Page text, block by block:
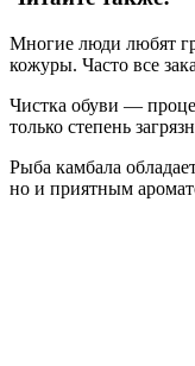
Многие люди любят
кожуры. Часто все
Чистка обуви —
только степень
Рыба камбала
но и приятным